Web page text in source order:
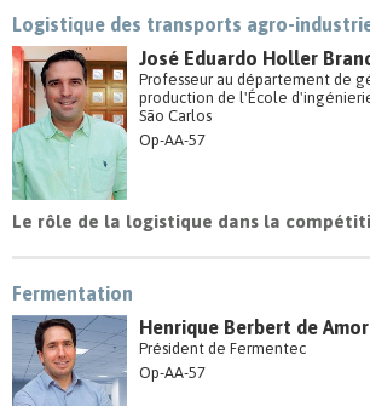
Logistique des transports agro-
José Eduardo Holler
Professeur au département de
production de l'École
São Carlos
Op-AA-57
Le rôle de la logistique dans la
Fermentation
Henrique Berbert de
Président de Fermentec
Op-AA-57